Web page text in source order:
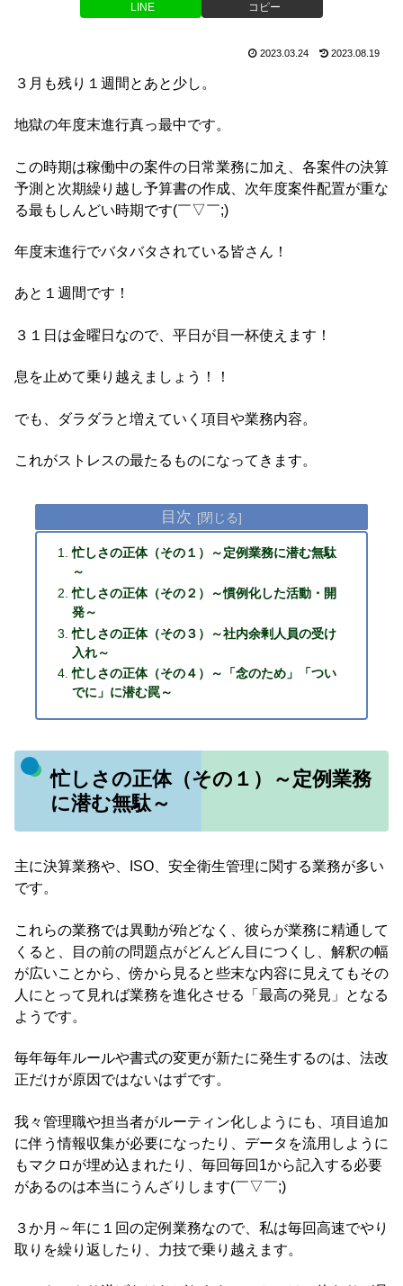
LINE コピー
2023.03.24 2023.08.19
３月も残り１週間とあと少し。
地獄の年度末進行真っ最中です。
この時期は稼働中の案件の日常業務に加え、各案件の決算
予測と次期繰り越し予算書の作成、次年度案件配置が重な
る最もしんどい時期です(￣▽￣;)
年度末進行でバタバタされている皆さん！
あと１週間です！
３１日は金曜日なので、平日が目一杯使えます！
息を止めて乗り越えましょう！！
でも、ダラダラと増えていく項目や業務内容。
これがストレスの最たるものになってきます。
目次
忙しさの正体（その１）～定例業務に潜む無駄
～
忙しさの正体（その２）～慣例化した活動・開
発～
忙しさの正体（その３）～社内余剰人員の受け
入れ～
忙しさの正体（その４）～「念のため」「つい
でに」に潜む罠～
忙しさの正体（その１）～定例業務
に潜む無駄～
主に決算業務や、ISO、安全衛生管理に関する業務が多い
です。
これらの業務では異動が殆どなく、彼らが業務に精通して
くると、目の前の問題点がどんどん目につくし、解釈の幅
が広いことから、傍から見ると些末な内容に見えてもその
人にとって見れば業務を進化させる「最高の発見」となる
ようです。
毎年毎年ルールや書式の変更が新たに発生するのは、法改
正だけが原因ではないはずです。
我々管理職や担当者がルーティン化しようにも、項目追加
に伴う情報収集が必要になったり、データを流用しように
もマクロが埋め込まれたり、毎回毎回1から記入する必要
があるのは本当にうんざりします(￣▽￣;)
３か月～年に１回の定例業務なので、私は毎回高速でやり
取りを繰り返したり、力技で乗り越えます。